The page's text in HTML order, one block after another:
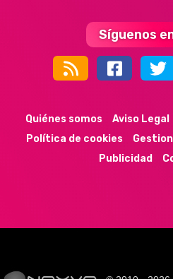
Síguenos
44k 9k
Quiénes somos Aviso Legal
Política de cookies
Publicidad